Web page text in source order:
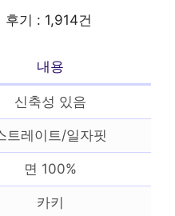
기 : 1,914건
내용
신축성 있음
트레이트/일자핏
면 100%
카키